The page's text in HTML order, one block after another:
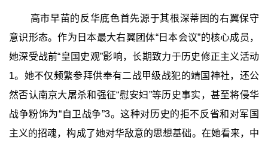
高市早苗的反华底色首先源于其根深蒂固的右翼保守
意识形态。作为日本最大右翼团体“日本会议”的核心成员，
她深受战前“皇国史观”影响，长期致力于历史修正主义活动
1。她不仅频繁参拜供奉有二战甲级战犯的靖国神社，还公
然否认南京大屠杀和强征“慰安妇”等历史事实，甚至将侵华
战争粉饰为“自卫战争”3。这种对历史的拒不反省和对军国
主义的招魂，构成了她对华敌意的思想基础。在她看来，中